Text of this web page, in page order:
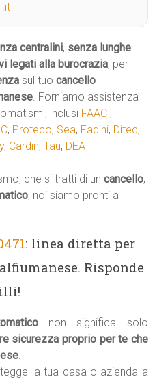
centralini, senza lunghe
legati alla burocrazia, per
sul tuocancello
. Forniamo assistenza
inclusi FAAC ,
, Proteco, Sea, Fadini, Ditec,
, Cardin,Tau, DEA
che si tratti di uncancello,
, noi siamo pronti a
: linea diretta per
Risponde
non significa solo
sicurezza proprio per te che
.
la tua casa o azienda a